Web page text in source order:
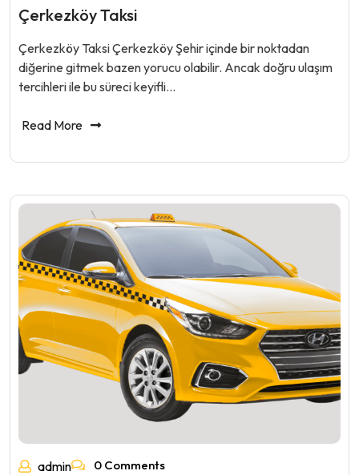
Çerkezköy Taksi
Çerkezköy Taksi Çerkezköy Şehir içinde bir noktadan
diğerine gitmek bazen yorucu olabilir. Ancak doğru ulaşım
tercihleri ile bu süreci keyifli…
Read More
admin 0 Comments